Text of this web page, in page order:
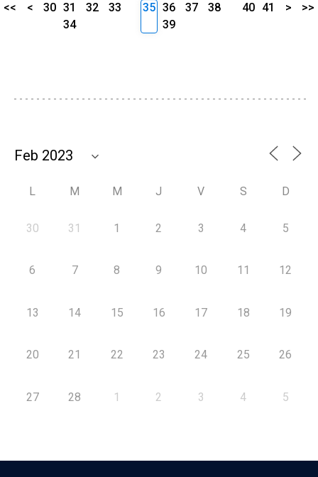
<< < 30 31 32
33
34
35 36 37
38
39
40 41 > >>
L M M J V S D
30 31 1 2 3 4 5
6 7 8 9 10 11 12
13 14 15 16 17 18 19
20 21 22 23 24 25 26
27 28 1 2 3 4 5